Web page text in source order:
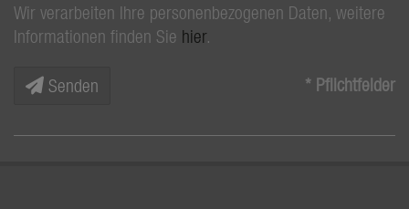
Wir verarbeiten Ihre personenbezogenen Daten, weitere
Informationen finden Sie hier.
Senden * Pflichtfelder